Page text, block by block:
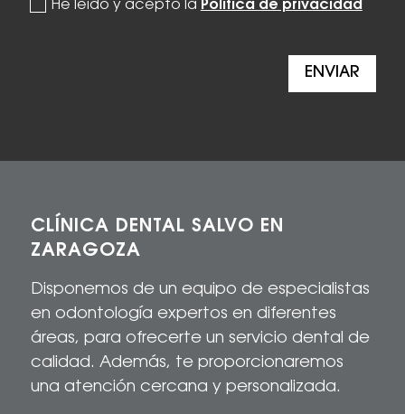
He leído y acepto la Política de privacidad
ENVIAR
CLÍNICA DENTAL SALVO EN
ZARAGOZA
Disponemos de un equipo de especialistas
en odontología expertos en diferentes
áreas, para ofrecerteun servicio dental de
calidad. Además, te proporcionaremos
una atención cercana y personalizada.